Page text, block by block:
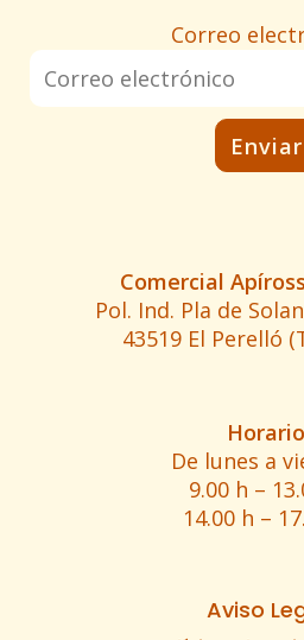
Correo
Comercial
Pol. Ind. Pla de
43519 El Perelló
Horario
De lunes a
9.00 h –
14.00 h –
Aviso